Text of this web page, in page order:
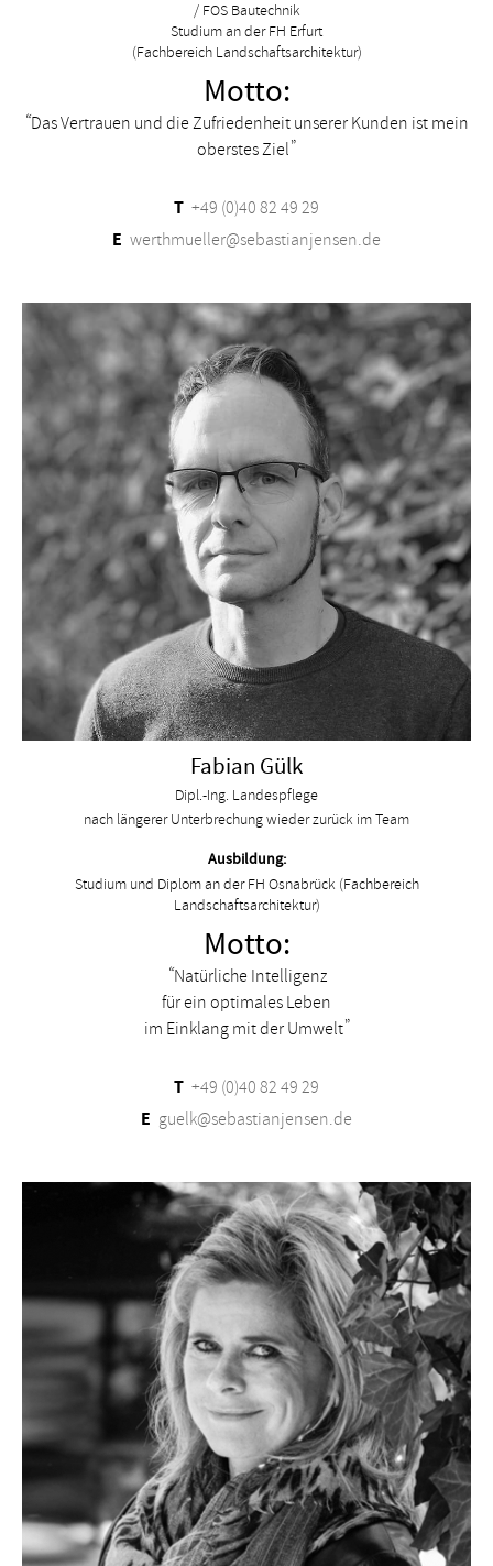
/ FOS Bautechnik
Studium an der FH Erfurt
(Fachbereich Landschaftsarchitektur)
Motto:
Das Vertrauen und die Zufriedenheit unserer Kunden ist mein
oberstes Ziel
T +49 (0)40 82 49 29
E werthmueller@sebastianjensen.de
Fabian Gülk
Dipl.-Ing. Landespflege
nach längerer Unterbrechung wieder zurück im Team
Ausbildung:
Studium und Diplom an der FH Osnabrück (Fachbereich
Landschaftsarchitektur)
Motto:
Natürliche Intelligenz
für ein optimales Leben
im Einklang mit der Umwelt
T +49 (0)40 82 49 29
E guelk@sebastianjensen.de